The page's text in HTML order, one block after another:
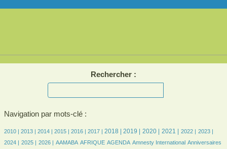
Rechercher :
Navigation par mots-clé :
19/3196
2010 |
17/3196
2013 |
244/3196 2014 |
467/3196 2015 |
566/3196 2016 |
629/3196 2017 |
940/3196 2018 |
930/3196 2019 |
801/3196 2020 |
867/3196 2021 |
660/3196 2022 |
628/3196 2023 |
642/3196
2024 |
589/3196
2025 |
477/3196 2026 |
97/3196 AAMABA
266/3196 AFRIQUE
642/3196 AGENDA
10/3196 Amnesty International
42/3196 Anniversaires
37/3196